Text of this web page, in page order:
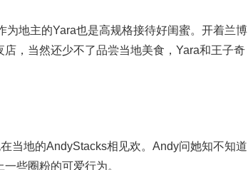
地主的Yara也是高规格接待好闺蜜。开着兰博
，当然还少不了品尝当地美食，Yara和王子奇
当地的AndyStacks相见欢。Andy问她知不知道
些圈粉的可爱行为。